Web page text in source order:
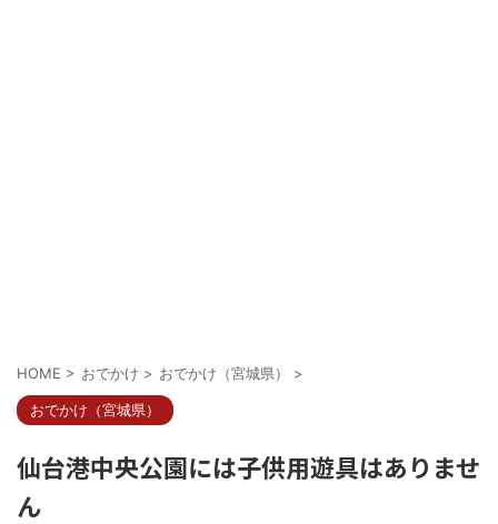
HOME > おでかけ > おでかけ（宮城県） >
おでかけ（宮城県）
仙台港中央公園には子供用遊具はありませ
ん